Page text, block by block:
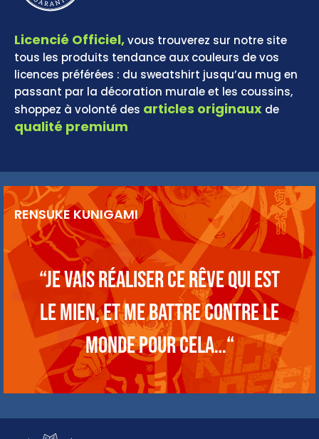
Licencié Officiel,vous trouverez sur notre site
tous les produits tendance aux couleurs de vos
licences préférées : du sweatshirt jusqu’au mug en
passant par la décoration murale et les coussins,
shoppez à volonté des articles originaux de
qualité premium
RENSUKE KUNIGAMI
“Je vais réaliser ce rêve qui est
le mien, et me battre contre le
monde pour cela…“